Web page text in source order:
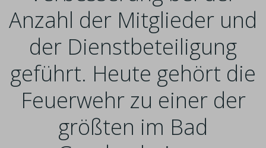
Anzahl der Mitglieder und
der Dienstbeteiligung
geführt. Heute gehört die
Feuerwehr zu einer der
größten im Bad